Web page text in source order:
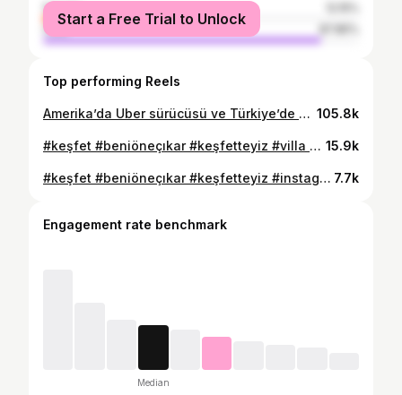
female
male
Start a Free Trial to Unlock
Top performing Reels
Amerika’da Uber sürücüsü ve Türkiye’de doktor bir maaşıyla en fazla ne alabilir 🌼😂 #keşfet #beniöneçıkar #keşfetteyiz #instagood #instalike 105.8k
#keşfet #beniöneçıkar #keşfetteyiz #villa #bahçe 15.9k
#keşfet #beniöneçıkar #keşfetteyiz #instagood #instalike 7.7k
Engagement rate benchmark
Median